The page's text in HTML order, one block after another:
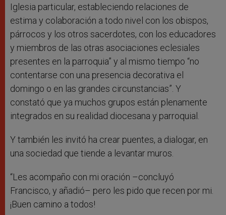
Iglesia particular, estableciendo relaciones de
estima y colaboración a todo nivel con los obispos,
párrocos y los otros sacerdotes, con los educadores
y miembros de las otras asociaciones eclesiales
presentes en la parroquia” y al mismo tiempo “no
contentarse con una presencia decorativa el
domingo o en las grandes circunstancias”. Y
constató que ya muchos grupos están plenamente
integrados en su realidad diocesana y parroquial.
Y también les invitó ha crear puentes, a dialogar, en
una sociedad que tiende a levantar muros.
“Les acompaño con mi oración –concluyó
Francisco, y añadió– pero les pido que recen por mi.
¡Buen camino a todos!